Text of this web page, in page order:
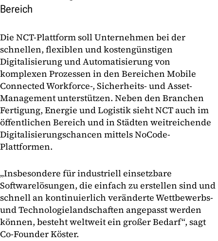
Bereich
Die NCT-Plattform soll Unternehmen bei der
schnellen, flexiblen und kostengünstigen
Digitalisierung und Automatisierung von
komplexen Prozessen in den Bereichen Mobile
Connected Workforce-, Sicherheits- und Asset-
Management unterstützen. Neben den Branchen
Fertigung, Energie und Logistik sieht NCT auch im
öffentlichen Bereich und in Städten weitreichende
Digitalisierungschancen mittels NoCode-
Plattformen.
„Insbesondere für industriell einsetzbare
Softwarelösungen, die einfach zu erstellen sind und
schnell an kontinuierlich veränderte Wettbewerbs-
und Technologielandschaften angepasst werden
können, besteht weltweit ein großer Bedarf“, sagt
Co-Founder Köster.